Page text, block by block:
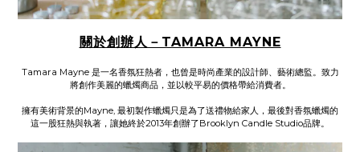
關於創辦人－TAMARA MAYNE
Tamara Mayne 是一名香氛狂熱者，也曾是時尚產業的設計師、藝術總監。致力
將創作美麗的蠟燭商品，並以較平易的價格帶給消費者。
擁有美術背景的Mayne, 最初製作蠟燭只是為了送禮物給家人，最後對香氛蠟燭的
這一股狂熱與執著，讓她終於2013年創辦了Brooklyn Candle Studio品牌。